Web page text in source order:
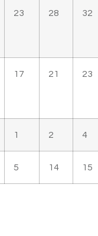
23 28 32
17 21 23
1 2 4
5 14 15